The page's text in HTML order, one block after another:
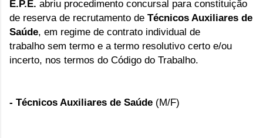
E.P.E. abriu procedimento concursal para constituição
de reserva de recrutamento de Técnicos Auxiliares de
Saúde, em regime de contrato individual de
trabalho sem termo e a termo resolutivo certo e/ou
incerto, nos termos do Código do Trabalho.
- Técnicos Auxiliares de Saúde (M/F)